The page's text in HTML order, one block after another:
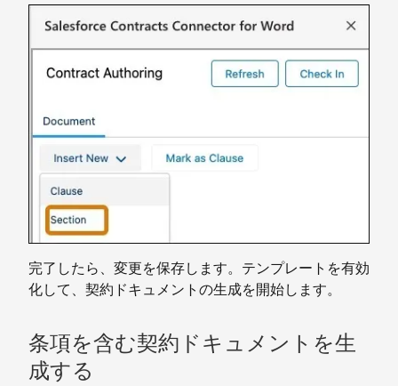
完了したら、変更を保存します。テンプレートを有効
化して、契約ドキュメントの生成を開始します。
条項を含む契約ドキュメントを生
成する